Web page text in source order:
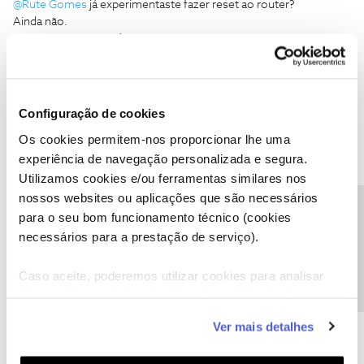
Configuração de cookies
Os cookies permitem-nos proporcionar lhe uma
experiência de navegação personalizada e segura.
Utilizamos cookies e/ou ferramentas similares nos
nossos websites ou aplicações que são necessários
para o seu bom funcionamento técnico (cookies
necessários para a prestação de serviço).
Caso aceite, poderemos utilizar cookies para analisar
funcionalidades (cookies de personalização e
funcionalidade) e adaptar anúncios aos seus interesses
Ver mais detalhes
@Rute Gomes já experimentaste fazer reset ao router?
Ainda não.
De qualquer forma vou continuar a tentar falar para o apoio ao
Oscar7 Forum|Forum|8 years ago
Tens um furo onde dá para fazer reset. Vê este